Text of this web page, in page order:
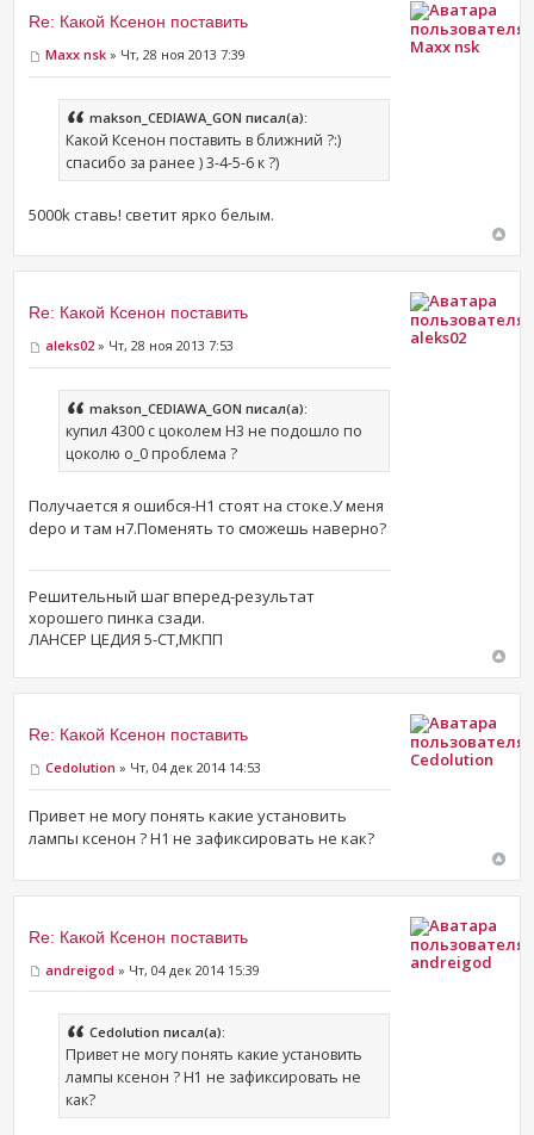
Re: Какой Ксенон поставить
Maxx nsk » Чт, 28 ноя 2013 7:39
makson_CEDIAWA_GON писал(а):
Какой Ксенон поставить в ближний ?:)
спасибо за ранее ) 3-4-5-6 к ?)
5000k ставь! светит ярко белым.
Maxx nsk
Re: Какой Ксенон поставить
aleks02 » Чт, 28 ноя 2013 7:53
makson_CEDIAWA_GON писал(а):
купил 4300 с цоколем H3 не подошло по
цоколю о_0 проблема ?
Получается я ошибся-Н1 стоят на стоке.У меня
depo и там н7.Поменять то сможешь наверно?
Решительный шаг вперед-результат
хорошего пинка сзади.
ЛАНСЕР ЦЕДИЯ 5-СТ,МКПП
aleks02
Re: Какой Ксенон поставить
Cedolution » Чт, 04 дек 2014 14:53
Привет не могу понять какие установить
лампы ксенон ? H1 не зафиксировать не как?
Cedolution
Re: Какой Ксенон поставить
andreigod » Чт, 04 дек 2014 15:39
Cedolution писал(а):
Привет не могу понять какие установить
лампы ксенон ? H1 не зафиксировать не
как?
andreigod